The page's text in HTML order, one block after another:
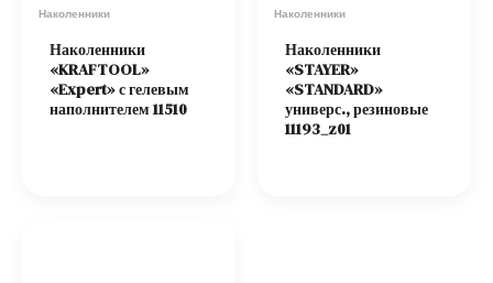
Наколенники
Наколенники
«KRAFTOOL»
«Expert» с гелевым
наполнителем 11510
Наколенники
Наколенники
«STAYER»
«STANDARD»
универс., резиновые
11193_z01